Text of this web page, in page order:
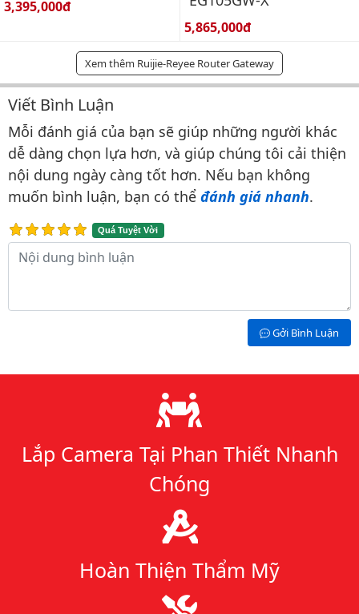
Giá bán:
3,395,000đ
Giá bán:
5,865,000đ
Xem thêm Ruijie-Reyee Router Gateway
Bình luận & Đánh giá
Viết Bình Luận
Mỗi đánh giá của bạn sẽ giúp những người khác
dễ dàng chọn lựa hơn, và giúp chúng tôi cải thiện
nội dung ngày càng tốt hơn. Nếu bạn không
muốn bình luận, bạn có thể đánh giá nhanh.
Quá Tuyệt Vời
Nội dung bình luận
Gởi Bình Luận
Lý do chọn chúng tôi
Lắp Camera Tại Phan Thiết Nhanh
Chóng
Hoàn Thiện Thẩm Mỹ